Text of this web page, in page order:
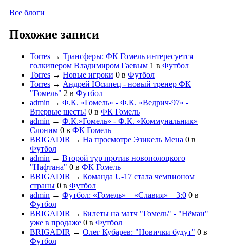
Все блоги
Похожие записи
Torres → Трансферы: ФК Гомель интересуется
голкипером Владимиром Гаевым 1 в Футбол
Torres → Новые игроки 0 в Футбол
Torres → Андрей Юсипец - новый тренер ФК
"Гомель" 2 в Футбол
admin → Ф.К. «Гомель» - Ф.К. «Ведрич-97» -
Впервые шесть! 0 в ФК Гомель
admin → Ф.К.»Гомель» - Ф.К. «Коммунальник»
Слоним 0 в ФК Гомель
BRIGADIR → На просмотре Эзикель Мена 0 в
Футбол
admin → Второй тур против новополоцкого
"Нафтана" 0 в ФК Гомель
BRIGADIR → Команда U-17 стала чемпионом
страны 0 в Футбол
admin → Футбол: «Гомель» – «Славия» – 3:0 0 в
Футбол
BRIGADIR → Билеты на матч "Гомель" - "Нёман"
уже в продаже 0 в Футбол
BRIGADIR → Олег Кубарев: "Новички будут" 0 в
Футбол